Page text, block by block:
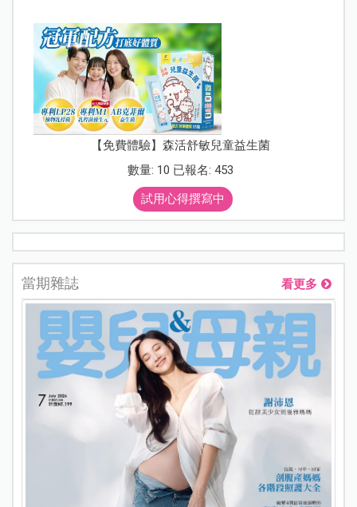
【免費體驗】森活舒敏兒童益生菌
數量: 10 已報名: 453
試用心得撰寫中
當期雜誌 看更多